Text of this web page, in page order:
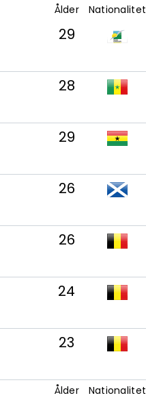
Ålder Nationalitet
29
28
29
26
26
24
23
Ålder Nationalitet